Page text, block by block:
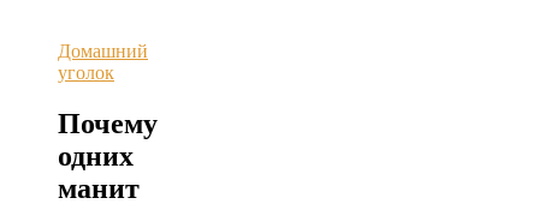
Домашний
уголок
Почему
одних
манит